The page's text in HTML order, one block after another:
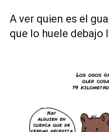
A ver quien es el
que lo huele debajo